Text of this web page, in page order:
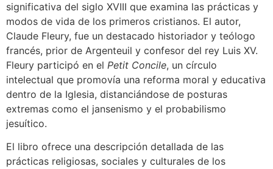
significativa del siglo XVIII que examina las prácticas y
modos de vida de los primeros cristianos. El autor,
Claude Fleury, fue un destacado historiador y teólogo
francés, prior de Argenteuil y confesor del rey Luis XV.
Fleury participó en el Petit Concile, un círculo
intelectual que promovía una reforma moral y educativa
dentro de la Iglesia, distanciándose de posturas
extremas como el jansenismo y el probabilismo
jesuítico.
El libro ofrece una descripción detallada de las
prácticas religiosas, sociales y culturales de los